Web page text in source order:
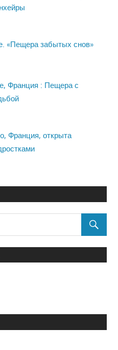
«Пещера забытых снов»
Франция : Пещера с
Франция, открыта